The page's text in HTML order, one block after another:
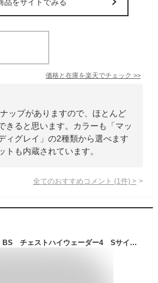
品をサイトでみる
価格と在庫を楽天でチェック >>
ップがありますので、ほとんど
きると思います。カラーも「マッ
ィグレイ」の2種類から選べます
トも内蔵されています。
全てのおすすめコメント (1 件) >
【楽天市場】パズデザイン BS チェストハイウェーダー4 Sサイズ 24cm 透湿タイプ 【PBW-512】 ウエーダー Pazdesign：タックルアイランド